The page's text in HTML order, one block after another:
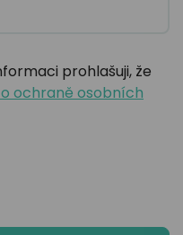
prohlašuji, že
ochraně osobních